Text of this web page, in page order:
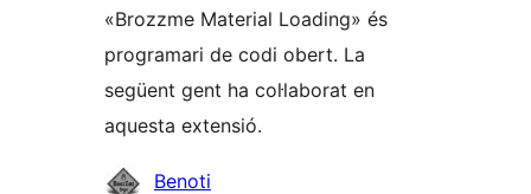
«Brozzme Material Loading» és
programari de codi obert. La
següent gent ha col·laborat en
aquesta extensió.
Col·laboradors
Benoti